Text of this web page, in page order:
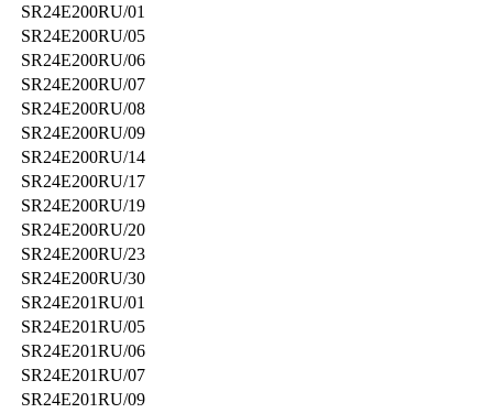
SR24E200RU/01
SR24E200RU/05
SR24E200RU/06
SR24E200RU/07
SR24E200RU/08
SR24E200RU/09
SR24E200RU/14
SR24E200RU/17
SR24E200RU/19
SR24E200RU/20
SR24E200RU/23
SR24E200RU/30
SR24E201RU/01
SR24E201RU/05
SR24E201RU/06
SR24E201RU/07
SR24E201RU/09